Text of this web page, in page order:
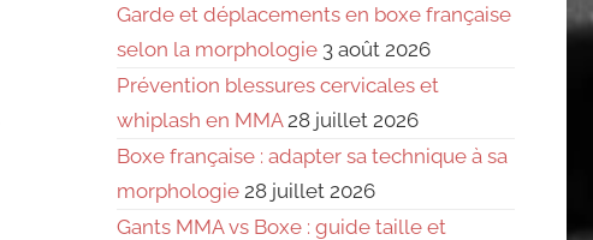
Garde et déplacements en boxe française
selon la morphologie 3 août 2026
Prévention blessures cervicales et
whiplash en MMA 28 juillet 2026
Boxe française : adapter sa technique à sa
morphologie 28 juillet 2026
Gants MMA vs Boxe : guide taille et